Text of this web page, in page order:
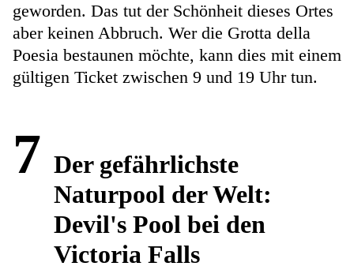
geworden. Das tut der Schönheit dieses Ortes
aber keinen Abbruch. Wer die Grotta della
Poesia bestaunen möchte, kann dies mit einem
gültigen Ticket zwischen 9 und 19 Uhr tun.
7 Der gefährlichste
Naturpool der Welt:
Devil's Pool bei den
Victoria Falls